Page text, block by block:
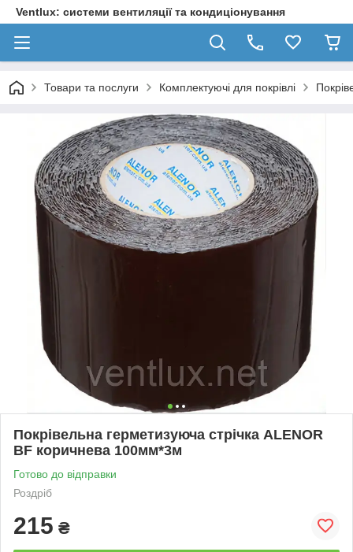
Ventlux: системи вентиляції та кондиціонування
Товари та послуги Комплектуючі для покрівлі
Покрівельна герметизуюча стрічка ALENOR
BF коричнева 100мм*3м
Готово до відправки
Роздріб
215 ₴